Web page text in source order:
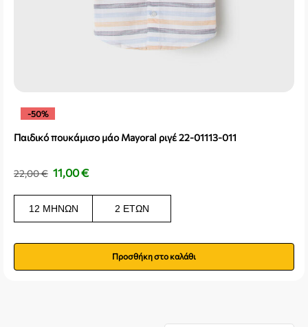
-50%
Παιδικό πουκάμισο μάο Mayoral ριγέ 22-01113-011
22,00€ 11,00€
12 ΜΗΝΏΝ 2 ΕΤΏΝ
Προσθήκη στο καλάθι